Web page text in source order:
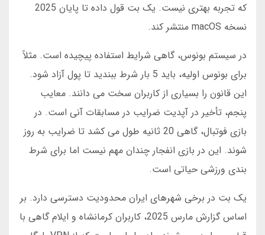
که تجربه بهتری نیست. یک بت قول داده تا پایان 2025
نسخه macOS منتشر کند.
در سیستم بونوس، گاهی شرایط استفاده پیچیده است. مثلاً
برای بونوس اولیه، باید 5 بار شرط ببندید تا پول آزاد شود.
این قانون را بسیاری از کاربران سخت می دانند. معایب
پنجم، تأخیر در آپدیت ضرایب در مسابقات آنی است. در
بازی فوتبال، گاهی 20 ثانیه طول می کشد تا ضرایب به روز
شوند. این در بازی انفجار چندان مهم نیست اما برای شرط
بندی ورزشی حیاتی است.
یک بت در برخی شهرهای ایران محدودیت دسترسی دارد. بر
اساس گزارش مارس 2025، کاربران کرمانشاه و ایلام گاهی با